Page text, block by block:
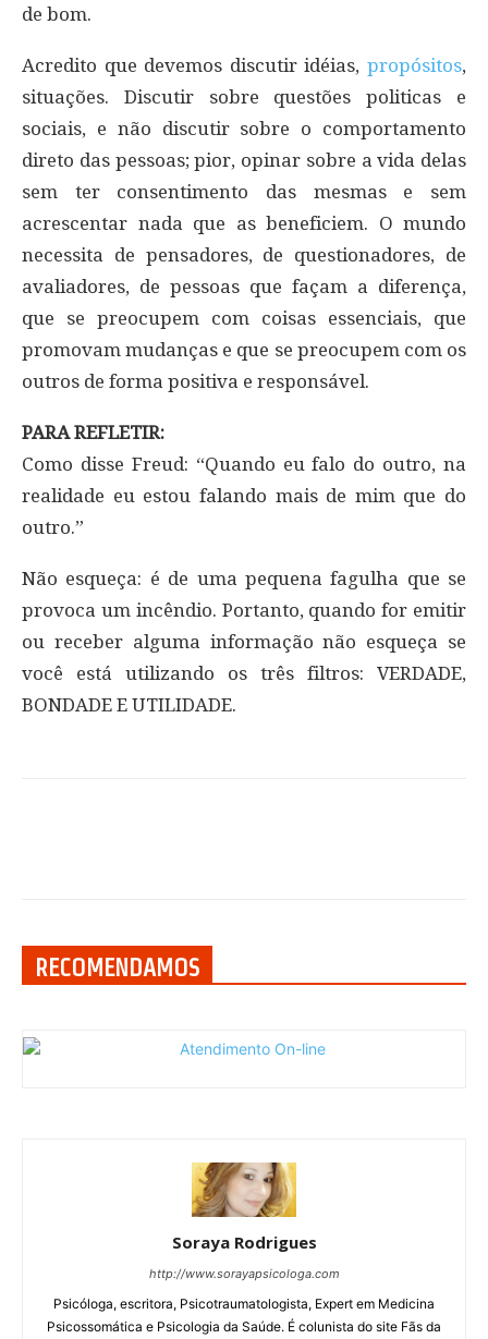
de bom.
Acredito que devemos discutir idéias, propósitos,
situações. Discutir sobre questões politicas e
sociais, e não discutir sobre o comportamento
direto das pessoas; pior, opinar sobre a vida delas
sem ter consentimento das mesmas e sem
acrescentar nada que as beneficiem. O mundo
necessita de pensadores, de questionadores, de
avaliadores, de pessoas que façam a diferença,
que se preocupem com coisas essenciais, que
promovam mudanças e que se preocupem com os
outros de forma positiva e responsável.
PARA REFLETIR:
Como disse Freud: “Quando eu falo do outro, na
realidade eu estou falando mais de mim que do
outro.”
Não esqueça: é de uma pequena fagulha que se
provoca um incêndio. Portanto, quando for emitir
ou receber alguma informação não esqueça se
você está utilizando os três filtros: VERDADE,
BONDADE E UTILIDADE.
RECOMENDAMOS
Soraya Rodrigues
http://www.sorayapsicologa.com
Psicóloga, escritora, Psicotraumatologista, Expert em Medicina
Psicossomática e Psicologia da Saúde. É colunista do site Fãs da